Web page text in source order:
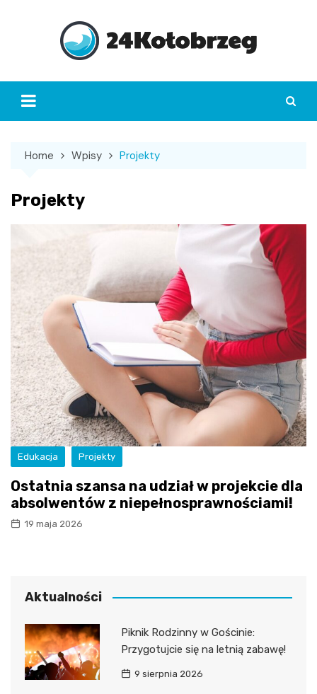
Home Wpisy Projekty
Projekty
Edukacja Projekty
Ostatnia szansa na udział w projekcie dla
absolwentów z niepełnosprawnościami!
19 maja 2026
Aktualności
Piknik Rodzinny w Gościnie:
Przygotujcie się na letnią zabawę!
9 sierpnia 2026